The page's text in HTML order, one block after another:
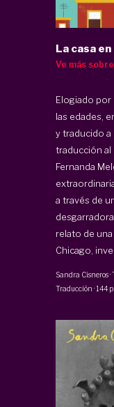
La casa
Ve más
Elogiado por
las edades,
y traducido a
traducción al
Fernanda
a través de
relato de
Chicago,
Sandra Cisneros
Traducción ·144